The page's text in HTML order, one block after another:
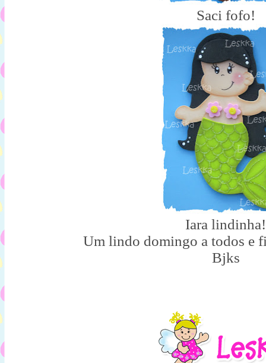
Saci fofo!
Iara lindinha!
Um lindo domingo a todos e
Bjks